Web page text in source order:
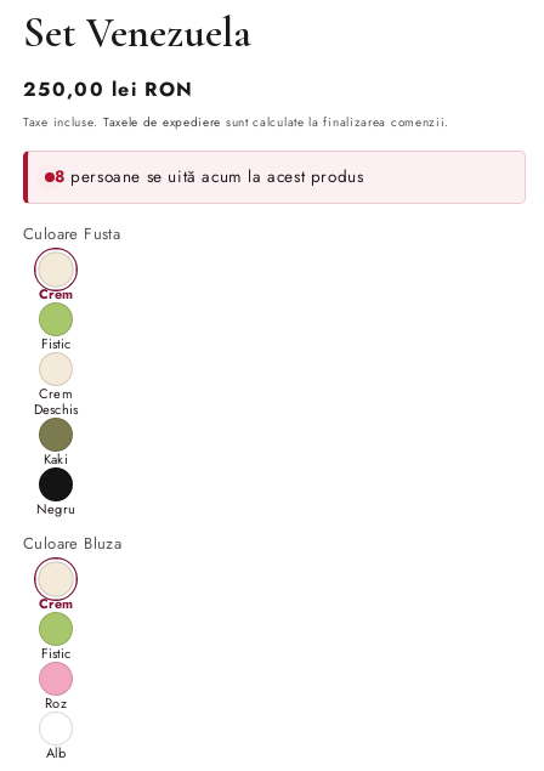
Set Venezuela
Preț
obișnuit
250,00 lei RON
Taxe incluse. Taxele de expediere sunt calculate la finalizarea comenzii.
8 persoane se uită acum la acest produs
Culoare Fusta
Crem
Fistic
Crem
Deschis
Kaki
Negru
Culoare Bluza
Crem
Fistic
Roz
Alb